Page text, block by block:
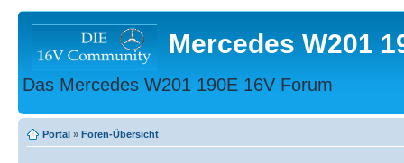
Mercedes W201
Das Mercedes W201 190E 16V Forum
Portal » Foren-Übersicht